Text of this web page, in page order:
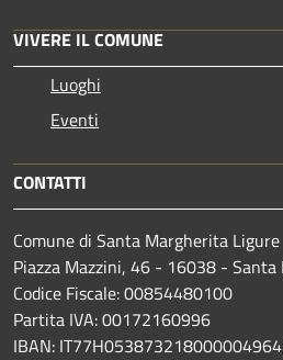
VIVERE IL COMUNE
Luoghi
Eventi
CONTATTI
Comune di Santa Margherita Ligure
Piazza Mazzini, 46 - 16038 -
Codice Fiscale: 00854480100
Partita IVA: 00172160996
IBAN: